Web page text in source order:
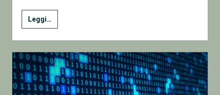
Leggi…
Evitare
problemi
con
il
BOM
lavorando